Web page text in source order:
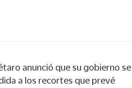
anunció que su gobierno se
a los recortes que prevé